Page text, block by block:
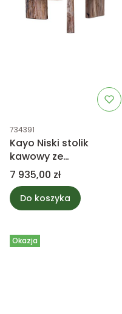
Kod produktu
734391
Kayo Niski stolik
kawowy ze
skamieniałego drewna
PTMD Collection
Cena
7 935,00 zł
Do koszyka
Okazja